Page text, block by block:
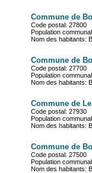
Commune de
Code postal: 27800
Population
Nom des habitants:
Commune de
Code postal: 27700
Population
Nom des habitants:
Commune de
Code postal: 27930
Population
Nom des habitants:
Commune de
Code postal: 27500
Population
Nom des habitants: